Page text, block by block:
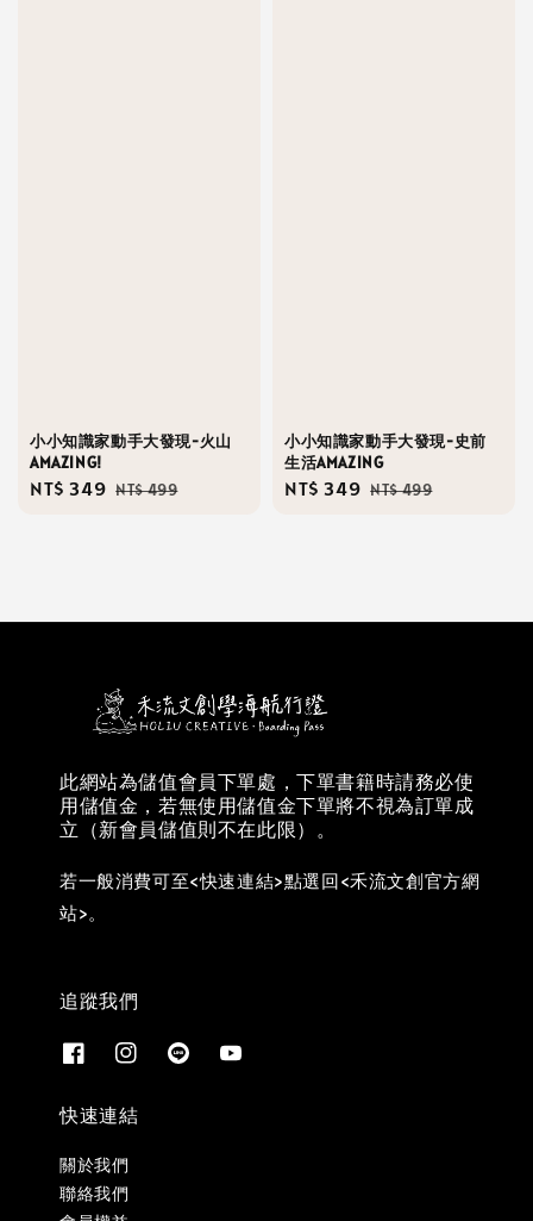
小小知識家動手大發現-火山
AMAZING!
Sale
NT$ 349 Regular
NT$ 499
小小知識家動手大發現-史前
生活AMAZING
Sale
NT$ 349 Regular
NT$ 499
此網站為儲值會員下單處，下單書籍時請務必使
用儲值金，若無使用儲值金下單將不視為訂單成
立（新會員儲值則不在此限）。
若一般消費可至<快速連結>點選回<禾流文創官方網
站>。
追蹤我們
快速連結
關於我們
聯絡我們